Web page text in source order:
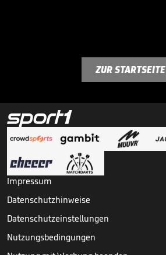
ZUR STARTSEITE
Impressum
Datenschutzhinweise
Datenschutzeinstellungen
Nutzungsbedingungen